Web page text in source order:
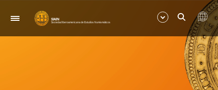
Navigation